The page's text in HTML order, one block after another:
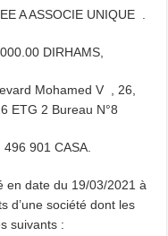
A ASSOCIE UNIQUE .
DIRHAMS,
Mohamed V , 26,
ETG 2 Bureau N°8
496 901 CASA.
en date du 19/03/2021 à
d’une société dont les
suivants :